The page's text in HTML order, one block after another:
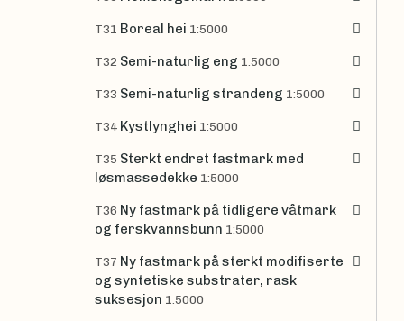
T31 Boreal hei 1:5000
T32 Semi-naturlig eng 1:5000
T33 Semi-naturlig strandeng 1:5000
T34 Kystlynghei 1:5000
T35 Sterkt endret fastmark med
løsmassedekke 1:5000
T36 Ny fastmark på tidligere våtmark
og ferskvannsbunn 1:5000
T37 Ny fastmark på sterkt modifiserte
og syntetiske substrater, rask
suksesjon 1:5000